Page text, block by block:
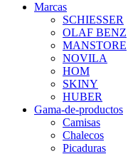
Marcas
SCHIESSER
OLAF BENZ
MANSTORE
NOVILA
HOM
SKINY
HUBER
Gama-de-productos
Camisas
Chalecos
Picaduras